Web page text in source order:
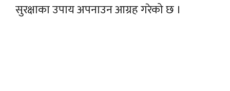
सुरक्षाका उपाय अपनाउन आग्रह गरेको छ ।